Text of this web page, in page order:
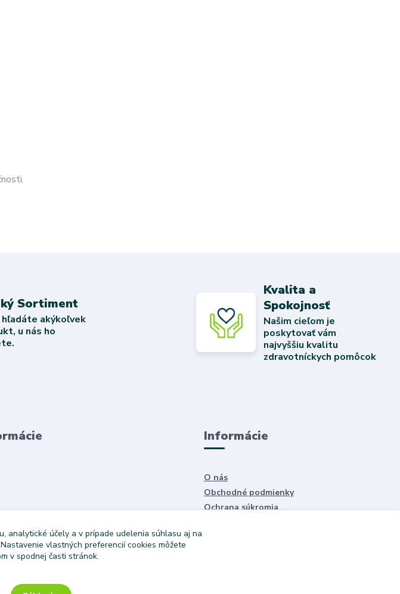
Sortiment
hľadáte akýkoľvek
u nás ho
Kvalita a
Spokojnosť
Našim cieľom je
poskytovať vám
najvyššiu kvalitu
zdravotníckych pomôcok
Informácie
O nás
Obchodné podmienky
Ochrana súkromia
analytické účely a v prípade udelenia súhlasu aj na
vlastných preferencií cookies môžete
v spodnej časti stránok.